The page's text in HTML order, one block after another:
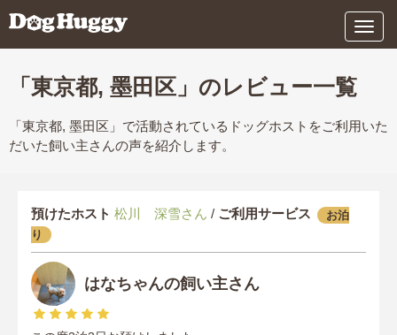
メ
ニ
「東京都, 墨田区」のレビュー一覧
「東京都, 墨田区」で活動されているドッグホストをご利用いた
だいた飼い主さんの声を紹介します。
預けたホスト 松川 深雪さん / ご利用サービス
お泊
り
はなちゃんの飼い主さん